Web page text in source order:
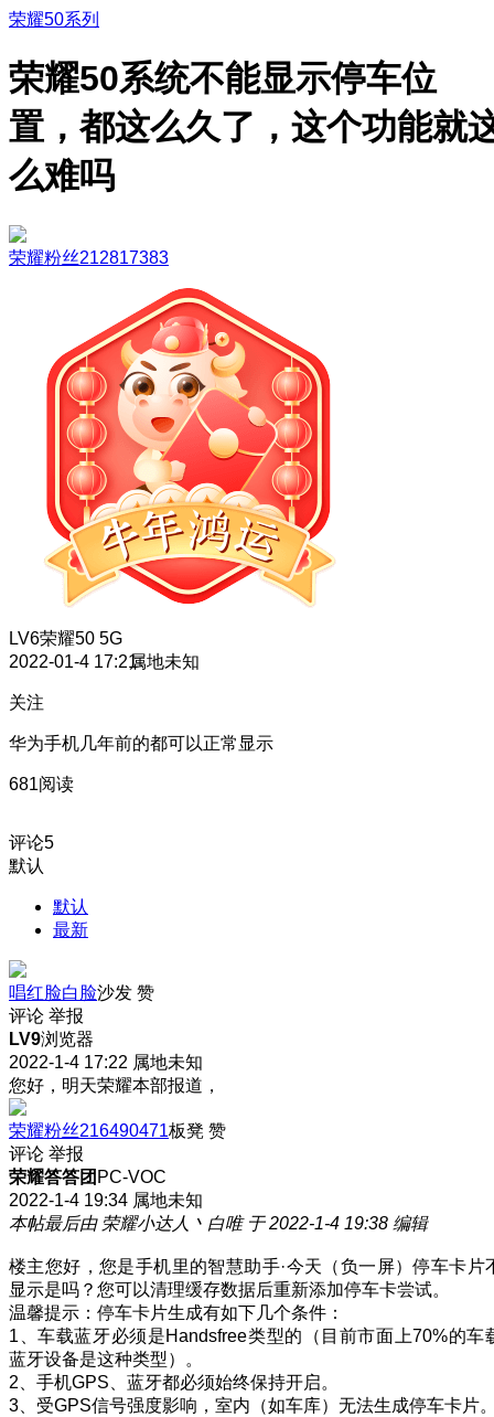
荣耀50系列
荣耀50系统不能显示停车位
置，都这么久了，这个功能就
么难吗
荣耀粉丝212817383
LV6荣耀50 5G
2022-01-4 17:21属地未知
关注
华为手机几年前的都可以正常显示
681阅读
评论5
默认
默认
最新
唱红脸白脸沙发 赞
评论 举报
LV9浏览器
2022-1-4 17:22 属地未知
您好，明天荣耀本部报道，
荣耀粉丝216490471板凳 赞
评论 举报
荣耀答答团 PC-VOC
2022-1-4 19:34 属地未知
本帖最后由 荣耀小达人丶白唯 于 2022-1-4 19:38 编辑
楼主您好，您是手机里的智慧助手·今天（负一屏）停车卡片
显示是吗？您可以清理缓存数据后重新添加停车卡尝试。
温馨提示：停车卡片生成有如下几个条件：
1、车载蓝牙必须是Handsfree类型的（目前市面上70%的车
蓝牙设备是这种类型）。
2、手机GPS、蓝牙都必须始终保持开启。
3、受GPS信号强度影响，室内（如车库）无法生成停车卡片